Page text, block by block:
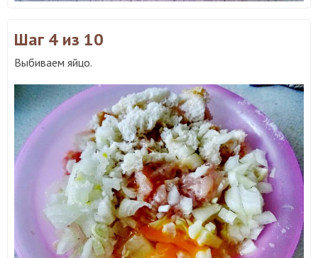
Шаг 4 из 10
Выбиваем яйцо.